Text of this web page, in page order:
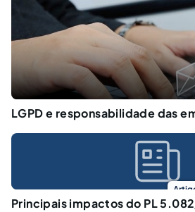
LGPD e responsabilidade das
Principais impactos do PL